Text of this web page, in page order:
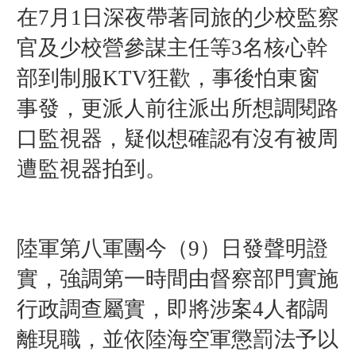
在7月1日深夜帶著同旅的少校監察
官及少校營參謀主任等3名核心幹
部到制服KTV狂歡，事後怕東窗
事發，更派人前往派出所想調閱路
口監視器，疑似想確認有沒有被周
遭監視器拍到。
陸軍第八軍團今（9）日發聲明證
實，強調第一時間由督察部門實施
行政調查屬實，即將涉案4人都調
離現職，並依陸海空軍懲罰法予以